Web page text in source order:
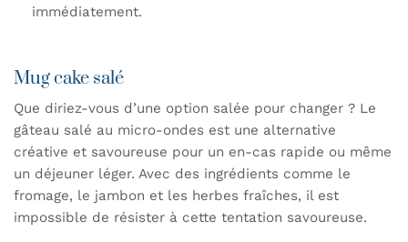
immédiatement.
Mug cake salé
Que diriez-vous d’une option salée pour changer ? Le
gâteau salé au micro-ondes est une alternative
créative et savoureuse pour un en-cas rapide ou même
un déjeuner léger. Avec des ingrédients comme le
fromage, le jambon et les herbes fraîches, il est
impossible de résister à cette tentation savoureuse.